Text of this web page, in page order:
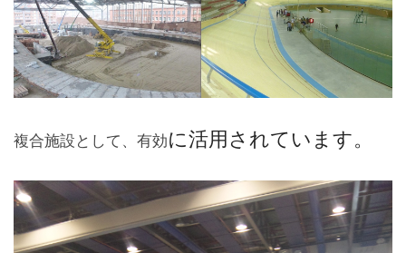
複合施設として、有効に活用されています。